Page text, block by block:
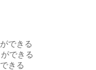
できる
できる
きる